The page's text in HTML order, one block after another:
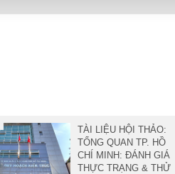
TÀI LIỆU HỘI THẢO:
TỔNG QUAN TP. HỒ
CHÍ MINH: ĐÁNH GIÁ
THỰC TRẠNG & THỬ